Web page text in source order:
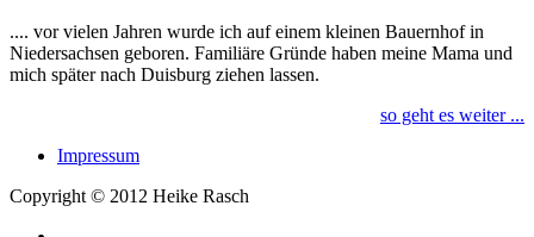
.... vor vielen Jahren wurde ich auf einem kleinen Bauernhof in
Niedersachsen geboren. Familiäre Gründe haben meine Mama und
mich später nach Duisburg ziehen lassen.
so geht es weiter ...
Impressum
Copyright © 2012 Heike Rasch